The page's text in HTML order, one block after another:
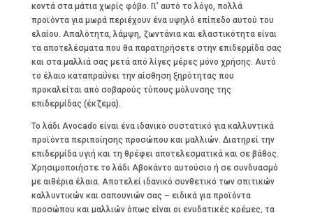
κοντά στα μάτια χωρίς φόβο. Γι’ αυτό το λόγο, πολλά
προϊόντα για μωρά περιέχουν ένα υψηλό επίπεδο αυτού του
ελαίου. Απαλότητα, λάμψη, ζωντάνια και ελαστικότητα είναι
τα αποτελέσματα που θα παρατηρήσετε στην επιδερμίδα σας
και στα μαλλιά σας μετά από λίγες μέρες μόνο χρήσης. Αυτό
το έλαιο καταπραΰνει την αίσθηση ξηρότητας που
προκαλείται από σοβαρούς τύπους μόλυνσης της
επιδερμίδας (έκζεμα).
Το λάδι Avocado είναι ένα ιδανικό συστατικό για καλλυντικά
προϊόντα περιποίησης προσώπου και μαλλιών. Διατηρεί την
επιδερμίδα υγιή και τη θρέφει αποτελεσματικά και σε βάθος.
Χρησιμοποιήστε το λάδι Αβοκάντο αυτούσιο ή σε συνδυασμό
με αιθέρια έλαια. Αποτελεί ιδανικό συνθετικό των σπιτικών
καλλυντικών και σαπουνιών σας – ειδικά για προϊόντα
προσώπου και μαλλιών όπως είναι οι ενυδατικές κρέμες, τα